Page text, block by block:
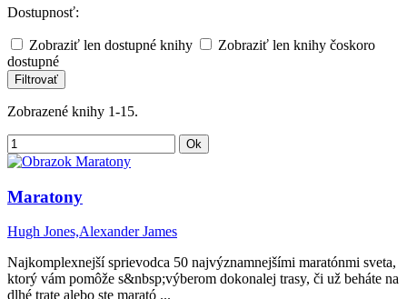
Dostupnosť:
Zobraziť len dostupné knihy
Zobraziť len knihy čoskoro
dostupné
Filtrovať
Zobrazené knihy 1-15.
Ok
Maratony
Hugh Jones,Alexander James
Najkomplexnejší sprievodca 50 najvýznamnejšími maratónmi sveta,
ktorý vám pomôže s&nbsp;výberom dokonalej trasy, či už beháte na
dlhé trate alebo ste marató ...